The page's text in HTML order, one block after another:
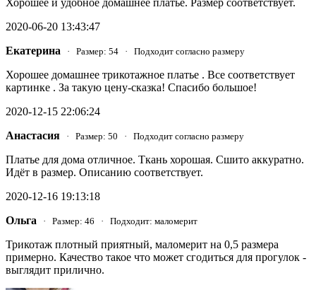
Хорошее и удобное домашнее платье. Размер соответствует.
2020-06-20 13:43:47
Екатерина · Размер: 54 · Подходит согласно размеру
Хорошее домашнее трикотажное платье . Все соответствует
картинке . За такую цену-сказка! Спасибо большое!
2020-12-15 22:06:24
Анастасия · Размер: 50 · Подходит согласно размеру
Платье для дома отличное. Ткань хорошая. Сшито аккуратно.
Идёт в размер. Описанию соответствует.
2020-12-16 19:13:18
Ольга · Размер: 46 · Подходит: маломерит
Трикотаж плотный приятный, маломерит на 0,5 размера
примерно. Качество такое что может сгодиться для прогулок -
выглядит прилично.